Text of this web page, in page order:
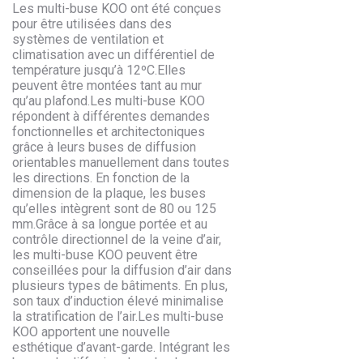
Les multi-buse KOO ont été conçues
pour être utilisées dans des
systèmes de ventilation et
climatisation avec un différentiel de
température jusqu’à 12ºC.Elles
peuvent être montées tant au mur
qu’au plafond.Les multi-buse KOO
répondent à différentes demandes
fonctionnelles et architectoniques
grâce à leurs buses de diffusion
orientables manuellement dans toutes
les directions. En fonction de la
dimension de la plaque, les buses
qu’elles intègrent sont de 80 ou 125
mm.Grâce à sa longue portée et au
contrôle directionnel de la veine d’air,
les multi-buse KOO peuvent être
conseillées pour la diffusion d’air dans
plusieurs types de bâtiments. En plus,
son taux d’induction élevé minimalise
la stratification de l’air.Les multi-buse
KOO apportent une nouvelle
esthétique d’avant-garde. Intégrant les